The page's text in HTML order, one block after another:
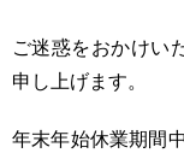
ご迷惑をおかけい
申し上げます。
年末年始休業期間